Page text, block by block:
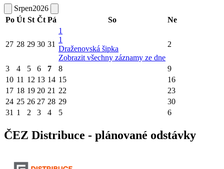
Srpen2026
Po Út St Čt Pá So Ne
27 28 29 30 31
1
1
Draženovská šipka
Zobrazit všechny záznamy ze dne
2
3 4 5 6 7 8
9
10 11 12 13 14 15
16
17 18 19 20 21 22
23
24 25 26 27 28 29
30
31 1 2 3 4 5 6
ČEZ Distribuce - plánované odstávky